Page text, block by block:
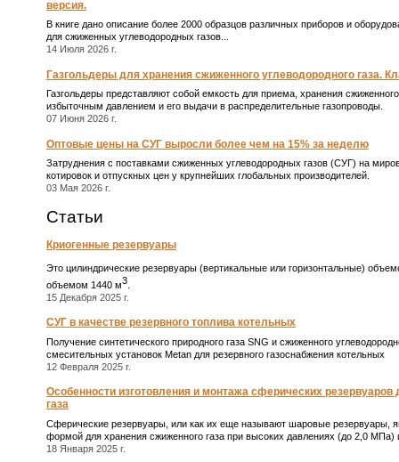
версия.
В книге дано описание более 2000 образцов различных приборов и
для сжиженных углеводородных газов...
14 Июля 2026 г.
Газгольдеры для хранения сжиженного углеводородного газа.
Газгольдеры представляют собой емкость для приема, хранения
избыточным давлением и его выдачи в распределительные газопроводы.
07 Июня 2026 г.
Оптовые цены на СУГ выросли более чем на 15% за неделю
Затруднения с поставками сжиженных углеводородных газов (СУГ) на
котировок и отпускных цен у крупнейших глобальных производителей.
03 Мая 2026 г.
Статьи
Криогенные резервуары
Это цилиндрические резервуары (вертикальные или горизонтальные)
объемом 1440 м3
15 Декабря 2025 г.
СУГ в качестве резервного топлива котельных
Получение синтетического природного газа SNG и сжиженного
смесительных установок Metan для резервного газоснабжения котельных
12 Февраля 2025 г.
Особенности изготовления и монтажа сферических
газа
Сферические резервуары, или как их еще называют шаровые резервуары,
формой для хранения сжиженного газа при высоких давлениях (до 2,0
18 Января 2025 г.